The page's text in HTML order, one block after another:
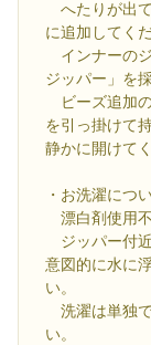
へたりが出
に追加してくだ
インナーの
ジッパー」を
ビーズ追加
を引っ掛けて
静かに開けて
・お洗濯につ
漂白剤使用不
ジッパー付近
意図的に水に
い。
洗濯は単独
い。